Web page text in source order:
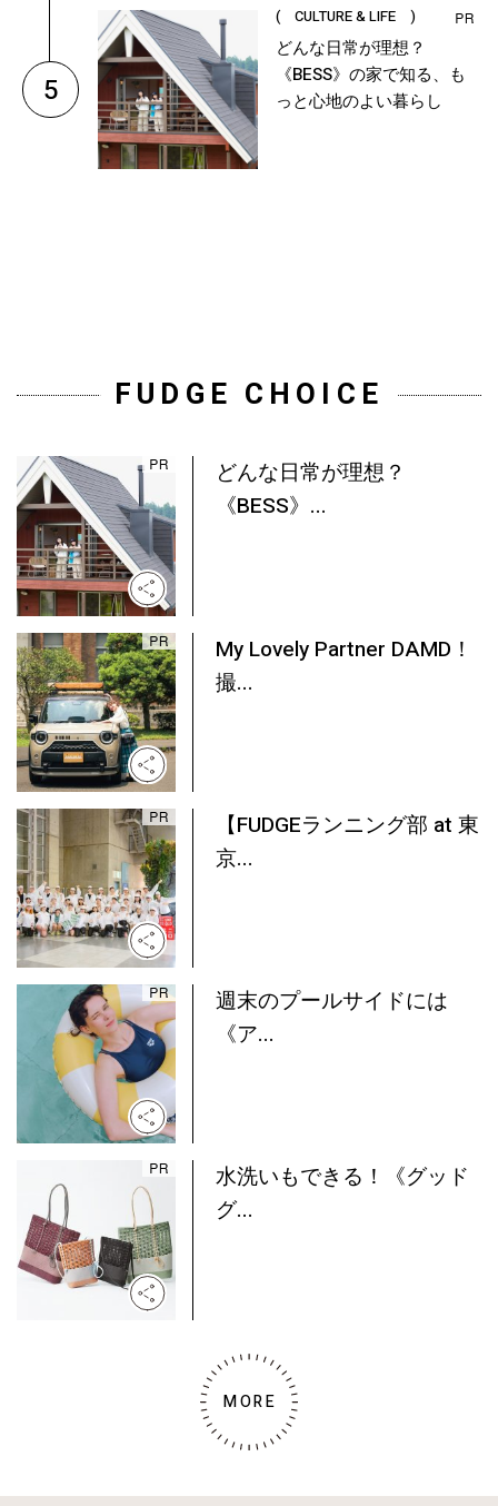
5
( CULTURE & LIFE )
どんな日常が理想？
《BESS》の家で知る、も
っと心地のよい暮らし
FUDGE CHOICE
どんな日常が理想？
《BESS》...
My Lovely Partner DAMD！
撮...
【FUDGEランニング部 at 東
京...
週末のプールサイドには
《ア...
水洗いもできる！《グッド
グ...
MORE